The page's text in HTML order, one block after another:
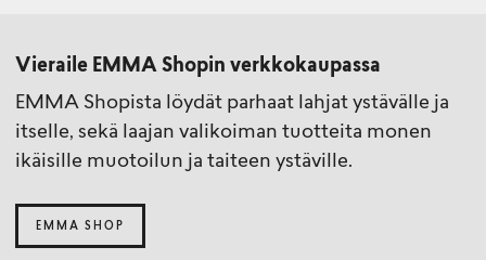
Vieraile EMMA Shopin verkkokaupassa
EMMA Shopista löydät parhaat lahjat ystävälle ja
itselle, sekä laajan valikoiman tuotteita monen
ikäisille muotoilun ja taiteen ystäville.
EMMA SHOP